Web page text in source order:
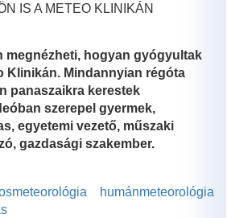
IS A METEO KLINIKÁN
megnézheti, hogyan gyógyultak
Klinikán. Mindannyian régóta
panaszaikra kerestek
szerepel gyermek,
egyetemi vezető, műszaki
gazdasági szakember.
humánmeteorológia